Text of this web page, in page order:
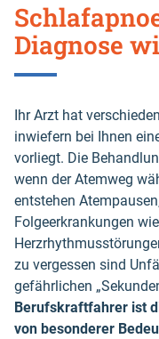
Diagnose
Ihr Arzt hat
inwiefern bei Ihnen
vorliegt. Die
wenn der Atemweg
entstehen
Folgeerkrankungen
zu vergessen sind
gefährlichen
Berufskraftfahrer ist
von besonderer